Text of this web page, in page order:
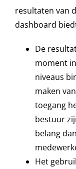
resultaten van
dashboard
De
moment
niveaus
maken
toegang
bestuur
belang
Het